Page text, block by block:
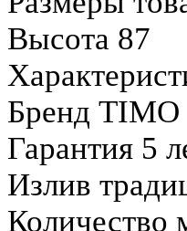
Высота 87
Бренд TIMO
Гарантия 5
Излив
Количество